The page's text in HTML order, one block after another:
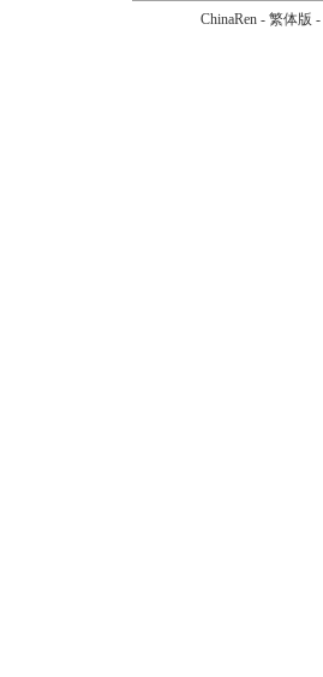
ChinaRen - 繁体版 -